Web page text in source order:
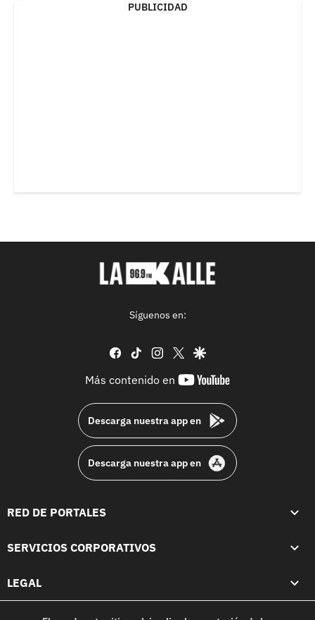
PUBLICIDAD
Síguenos en:
facebook
tiktok instagram
twittergoogle
Más contenido en
youtube-
Descarga nuestra app en
Descarga nuestra app en
RED DE PORTALES
SERVICIOS CORPORATIVOS
LEGAL